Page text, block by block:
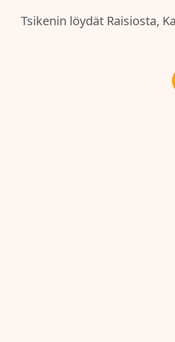
Tsikenin löydät Raisiosta,